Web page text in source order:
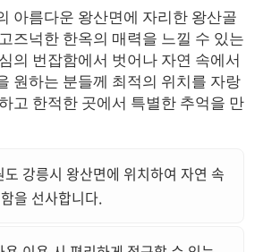
아름다운 왕산면에 자리한 왕산골
즈넉한 한옥의 매력을 느낄 수 있는
의 번잡함에서 벗어나 자연 속에서
원하는 분들께 최적의 위치를 자랑
고 한적한 곳에서 특별한 추억을 만
도 강릉시 왕산면에 위치하여 자연 속
을 선사합니다.